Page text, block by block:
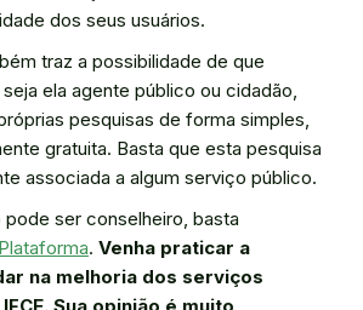
dos seus usuários.
traz a possibilidade de que
ela agente público ou cidadão,
pesquisas de forma simples,
gratuita. Basta que esta pesquisa
associada a algum serviço público.
pode ser conselheiro, basta
Plataforma. Venha praticar a
na melhoria dos serviços